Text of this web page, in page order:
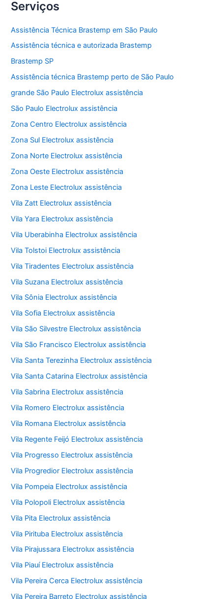
Lavar
Electrolux
São
Paulo
Serviços
Assistência Técnica Brastemp em São Paulo
Assistência técnica e autorizada Brastemp
Brastemp SP
Assistência técnica Brastemp perto de São Paulo
grande São Paulo Electrolux assistência
São Paulo Electrolux assistência
Zona Centro Electrolux assistência
Zona Sul Electrolux assistência
Zona Norte Electrolux assistência
Zona Oeste Electrolux assistência
Zona Leste Electrolux assistência
Vila Zatt Electrolux assistência
Vila Yara Electrolux assistência
Vila Uberabinha Electrolux assistência
Vila Tolstoi Electrolux assistência
Vila Tiradentes Electrolux assistência
Vila Suzana Electrolux assistência
Vila Sônia Electrolux assistência
Vila Sofia Electrolux assistência
Vila São Silvestre Electrolux assistência
Vila São Francisco Electrolux assistência
Vila Santa Terezinha Electrolux assistência
Vila Santa Catarina Electrolux assistência
Vila Sabrina Electrolux assistência
Vila Romero Electrolux assistência
Vila Romana Electrolux assistência
Vila Regente Feijó Electrolux assistência
Vila Progresso Electrolux assistência
Vila Progredior Electrolux assistência
Vila Pompeia Electrolux assistência
Vila Polopoli Electrolux assistência
Vila Pita Electrolux assistência
Vila Pirituba Electrolux assistência
Vila Pirajussara Electrolux assistência
Vila Piauí Electrolux assistência
Vila Pereira Cerca Electrolux assistência
Vila Pereira Barreto Electrolux assistência